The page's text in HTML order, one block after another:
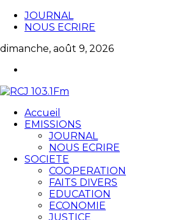
JOURNAL
NOUS ECRIRE
dimanche, août 9, 2026
Accueil
EMISSIONS
JOURNAL
NOUS ECRIRE
SOCIETE
COOPERATION
FAITS DIVERS
EDUCATION
ECONOMIE
JUSTICE